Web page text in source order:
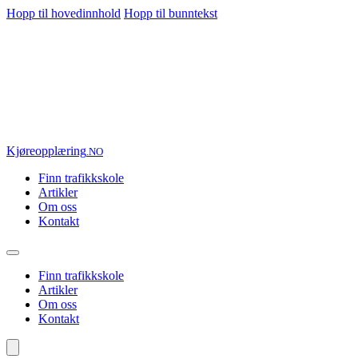
Hopp til hovedinnhold Hopp til bunntekst
Kjøreopplæring.NO
Finn trafikkskole
Artikler
Om oss
Kontakt
Finn trafikkskole
Artikler
Om oss
Kontakt